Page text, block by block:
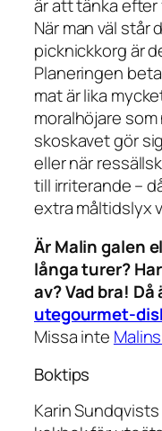
är att tänka efter
När man väl står
picknickkorg är
Planeringen
mat är lika
moralhöjare
skoskavet gör
eller när
till irriterande –
extra måltidslyx
Är Malin galen
långa turer?
av? Vad bra!
utegourmet-
Missa inte
Boktips
Karin